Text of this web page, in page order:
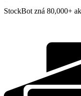
StockBot zná 80,000+